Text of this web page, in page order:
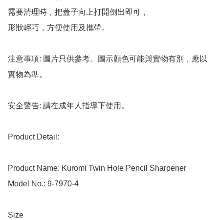
需要清理時，把蓋子向上打開倒出即可，
形狀輕巧，方便使用及攜帶。
注意事項: 圖片只供參考。圖示顏色可能與實物有別，應以
實物為準。
安全警告: 請在成年人指導下使用。
Product Detail:
Product Name: Kuromi Twin Hole Pencil Sharpener
Model No.: 9-7970-4
Size